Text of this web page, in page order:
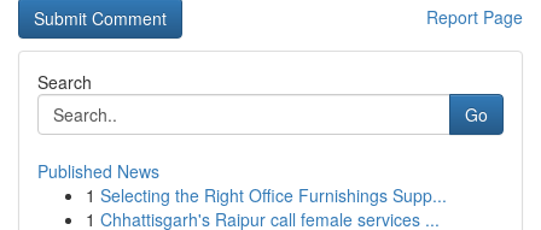
Report Page
Search
Go
Published News
1 Selecting the Right Office Furnishings Supp...
1 Chhattisgarh's Raipur call female services ...